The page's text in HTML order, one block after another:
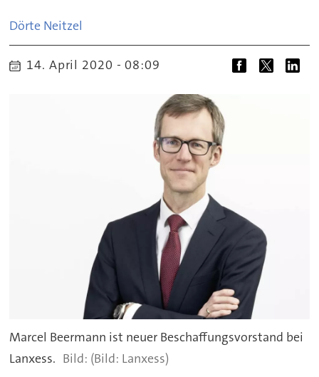
Dörte Neitzel
14. April 2020 - 08:09
Marcel Beermann ist neuer Beschaffungsvorstand bei
Lanxess.
(Bild: Lanxess)